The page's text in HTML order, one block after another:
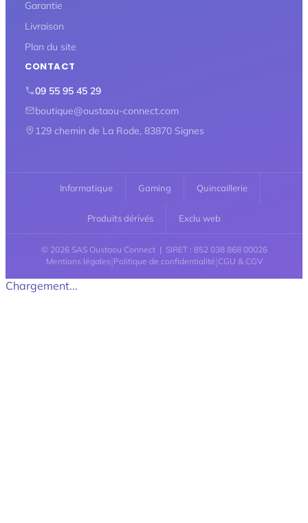
Garantie
Livraison
Plan du site
CONTACT
09 55 95 45 29
boutique@oustaou-connect.com
129 chemin de La Rode, 83870 Signes
Informatique Gaming Quincaillerie
Produits dérivés Exclu web
© 2026 SAS Oustaou Connect | SIRET : 852 038 868 00026
Mentions légales |Politique de confidentialité |CGU & CGV
Chargement...